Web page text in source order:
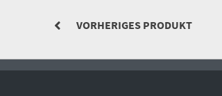
VORHERIGES PRODUKT